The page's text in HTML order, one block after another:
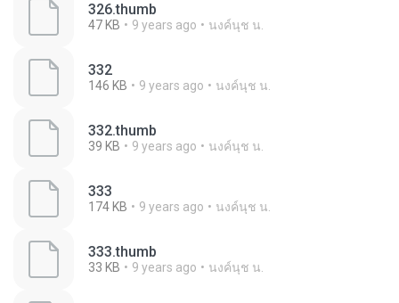
326.thumb
47 KB 9 years ago นงค์นุช น.
332
146 KB 9 years ago นงค์นุช น.
332.thumb
39 KB 9 years ago นงค์นุช น.
333
174 KB 9 years ago นงค์นุช น.
333.thumb
33 KB 9 years ago นงค์นุช น.